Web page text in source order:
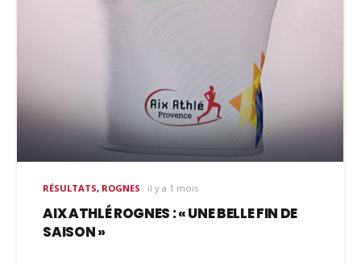
RÉSULTATS, ROGNES il y a 1 mois
AIX ATHLÉ ROGNES : « UNE BELLE FIN DE
SAISON »